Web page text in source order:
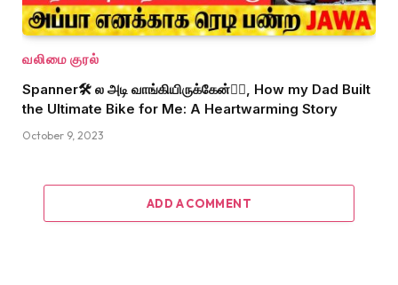
வலிமை குரல்
Spanner🛠 ல அடி வாங்கியிருக்கேன்🙆‍♂️, How my Dad Built
the Ultimate Bike for Me: A Heartwarming Story
October 9, 2023
ADD A COMMENT